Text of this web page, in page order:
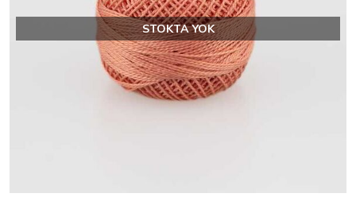
STOKTA YOK